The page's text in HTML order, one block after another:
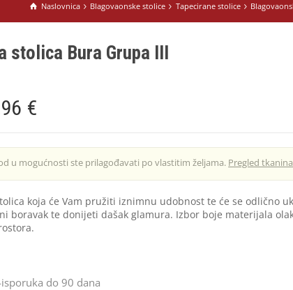
Naslovnica Blagovaonske stolice Tapecirane stolice
stolica Bura Grupa III
€
u mogućnosti ste prilagođavati po vlastitim željama. Pregled
koja će Vam pružiti iznimnu udobnost te će se odlično
boravak te donijeti dašak glamura. Izbor boje materijala
do 90 dana